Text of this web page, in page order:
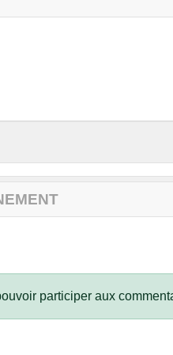
participer aux